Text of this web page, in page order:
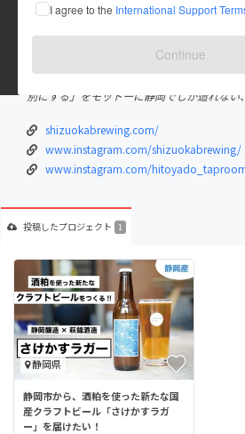
I agree to the International Support
Continue
在住国：日本 現在地：静岡県
出身国：日本 出身地：未設定
静岡市のクラフトビールメーカー「静岡醸
ビールでラガービール造りを学び、「クラ
別にする」をモットーに静岡でしか造れない
shizuokabrewing.com/
www.instagram.com/shizuokabrewing/
www.instagram.com/
投稿したプロジェクト 1
静岡県
静岡市から、酒粕を使った新たな国
産クラフトビール「さけかすラガ
ー」を届けたい！